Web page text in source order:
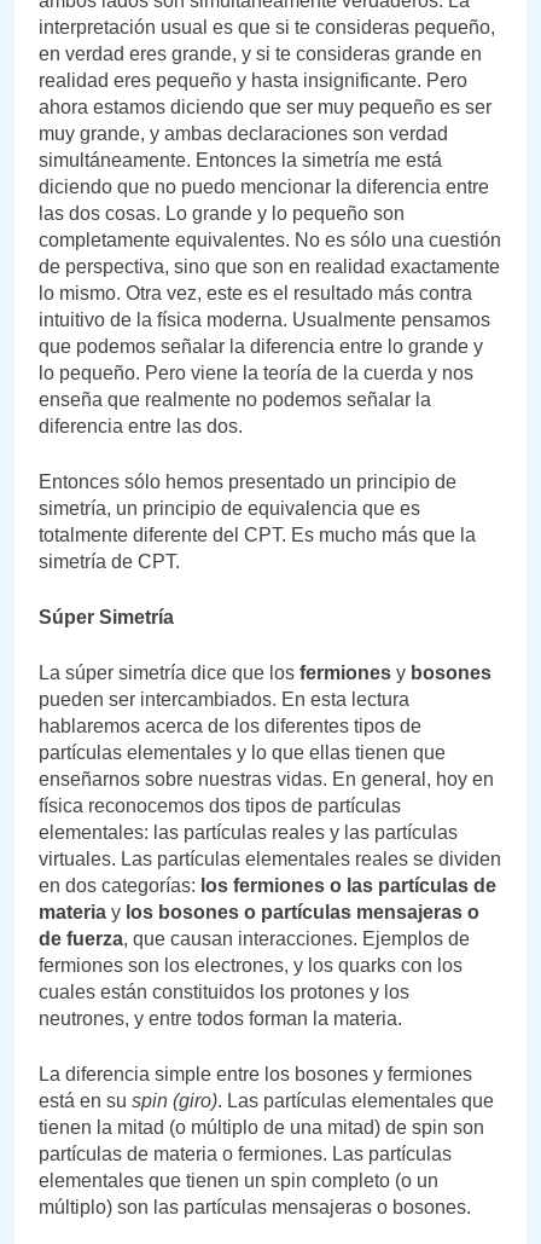
interpretación usual es que si te consideras pequeño,
en verdad eres grande, y si te consideras grande en
realidad eres pequeño y hasta insignificante. Pero
ahora estamos diciendo que ser muy pequeño es ser
muy grande, y ambas declaraciones son verdad
simultáneamente. Entonces la simetría me está
diciendo que no puedo mencionar la diferencia entre
las dos cosas. Lo grande y lo pequeño son
completamente equivalentes. No es sólo una cuestión
de perspectiva, sino que son en realidad exactamente
lo mismo. Otra vez, este es el resultado más contra
intuitivo de la física moderna. Usualmente pensamos
que podemos señalar la diferencia entre lo grande y
lo pequeño. Pero viene la teoría de la cuerda y nos
enseña que realmente no podemos señalar la
diferencia entre las dos.
Entonces sólo hemos presentado un principio de
simetría, un principio de equivalencia que es
totalmente diferente del CPT. Es mucho más que la
simetría de CPT.
Súper Simetría
La súper simetría dice que los fermiones y bosones
pueden ser intercambiados. En esta lectura
hablaremos acerca de los diferentes tipos de
partículas elementales y lo que ellas tienen que
enseñarnos sobre nuestras vidas. En general, hoy en
física reconocemos dos tipos de partículas
elementales: las partículas reales y las partículas
virtuales. Las partículas elementales reales se dividen
en dos categorías: los fermiones o las partículas de
materia y los bosones o partículas mensajeras o
de fuerza, que causan interacciones. Ejemplos de
fermiones son los electrones, y los quarks con los
cuales están constituidos los protones y los
neutrones, y entre todos forman la materia.
La diferencia simple entre los bosones y fermiones
está en su spin (giro). Las partículas elementales que
tienen la mitad (o múltiplo de una mitad) de spin son
partículas de materia o fermiones. Las partículas
elementales que tienen un spin completo (o un
múltiplo) son las partículas mensajeras o bosones.